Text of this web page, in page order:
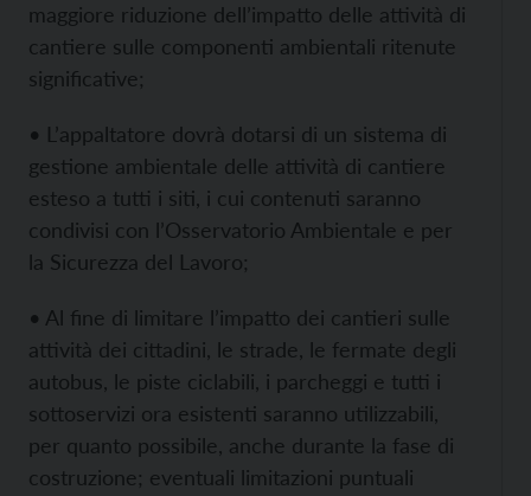
maggiore riduzione dell’impatto delle attività di
cantiere sulle componenti ambientali ritenute
significative;
• L’appaltatore dovrà dotarsi di un sistema di
gestione ambientale delle attività di cantiere
esteso a tutti i siti, i cui contenuti saranno
condivisi con l’Osservatorio Ambientale e per
la Sicurezza del Lavoro;
• Al fine di limitare l’impatto dei cantieri sulle
attività dei cittadini, le strade, le fermate degli
autobus, le piste ciclabili, i parcheggi e tutti i
sottoservizi ora esistenti saranno utilizzabili,
per quanto possibile, anche durante la fase di
costruzione; eventuali limitazioni puntuali